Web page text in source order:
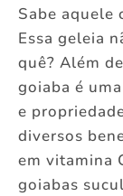
Sabe aquele
Essa geleia
quê? Além
goiaba é
e
diversos
em vitamina
goiabas